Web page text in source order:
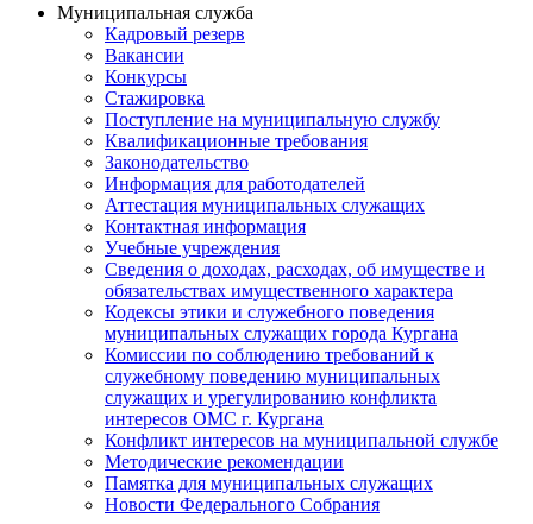
Муниципальная служба
Кадровый резерв
Вакансии
Конкурсы
Стажировка
Поступление на муниципальную службу
Квалификационные требования
Законодательство
Информация для работодателей
Аттестация муниципальных служащих
Контактная информация
Учебные учреждения
Сведения о доходах, расходах, об имуществе и
обязательствах имущественного характера
Кодексы этики и служебного поведения
муниципальных служащих города Кургана
Комиссии по соблюдению требований к
служебному поведению муниципальных
служащих и урегулированию конфликта
интересов ОМС г. Кургана
Конфликт интересов на муниципальной службе
Методические рекомендации
Памятка для муниципальных служащих
Новости Федерального Cобрания